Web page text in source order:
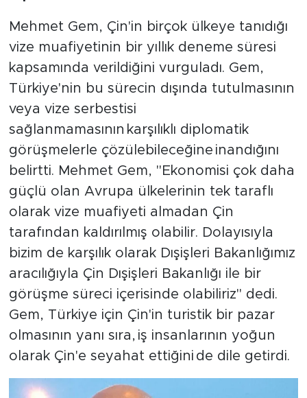
Mehmet Gem, Çin'in birçok ülkeye tanıdığı
vize muafiyetinin bir yıllık deneme süresi
kapsamında verildiğini vurguladı. Gem,
Türkiye'nin bu sürecin dışında tutulmasının
veya vize serbestisi
sağlanmamasının karşılıklı diplomatik
görüşmelerle çözülebileceğine inandığını
belirtti. Mehmet Gem, "Ekonomisi çok daha
güçlü olan Avrupa ülkelerinin tek taraflı
olarak vize muafiyeti almadan Çin
tarafından kaldırılmış olabilir. Dolayısıyla
bizim de karşılık olarak Dışişleri Bakanlığımız
aracılığıyla Çin Dışişleri Bakanlığı ile bir
görüşme süreci içerisinde olabiliriz" dedi.
Gem, Türkiye için Çin'in turistik bir pazar
olmasının yanı sıra, iş insanlarının yoğun
olarak Çin'e seyahat ettiğini de dile getirdi.